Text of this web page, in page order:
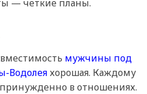
— четкие планы.
мужчины под
Водолеяхорошая. Каждому
в отношениях.